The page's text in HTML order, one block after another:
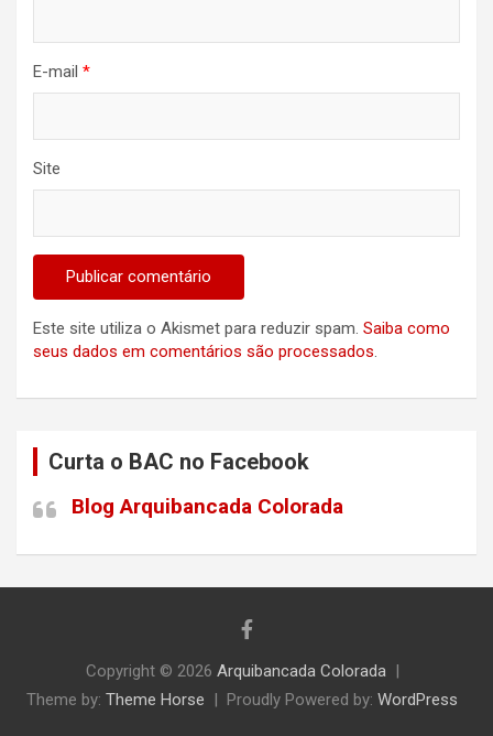
E-mail *
Site
Este site utiliza o Akismet para reduzir spam. Saiba como
seus dados em comentários são processados.
Curta o BAC no Facebook
Blog Arquibancada Colorada
Copyright © 2026 Arquibancada Colorada
Theme by: Theme Horse Proudly Powered by: WordPress